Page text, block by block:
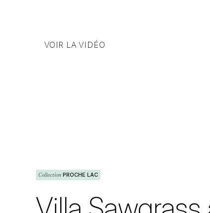
VOIR LA VIDÉO
Collection PROCHE LAC